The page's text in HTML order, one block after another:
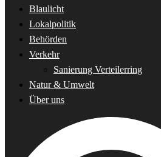
Blaulicht
Lokalpolitik
Behörden
Verkehr
Sanierung Verteilerring
Natur & Umwelt
Über uns